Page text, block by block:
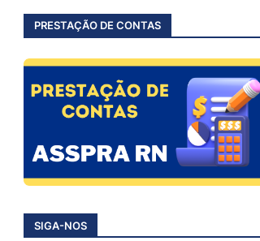
PRESTAÇÃO DE CONTAS
SIGA-NOS